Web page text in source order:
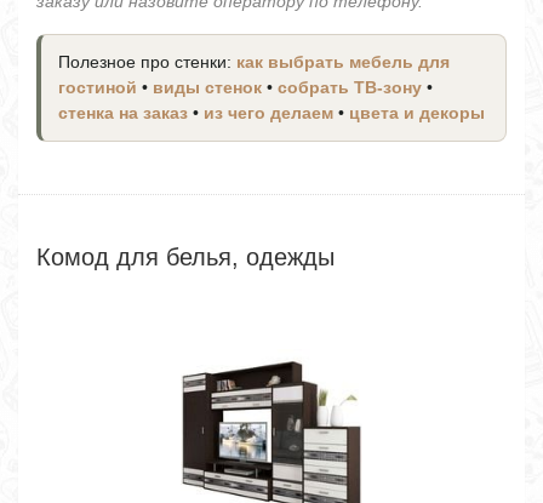
Полезное про стенки: как выбрать мебель для
гостиной • виды стенок • собрать ТВ-зону •
стенка на заказ • из чего делаем • цвета и декоры
Комод для белья, одежды